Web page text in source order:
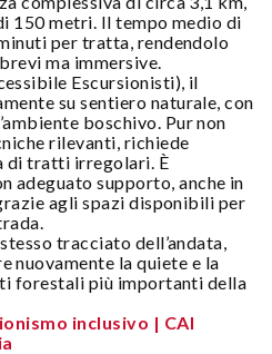
150 metri. Il tempo medio di
per tratta, rendendolo
ma immersive.
Escursionisti), il
su sentiero naturale, con
boschivo. Pur non
rilevanti, richiede
di tratti irregolari. È
adeguato supporto, anche in
agli spazi disponibili per
tracciato dell’andata,
nuovamente la quiete e la
forestali più importanti della
inclusivo | CAI